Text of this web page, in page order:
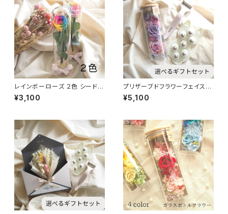
レインボーローズ ２色 シードボ
トル ビビット パステル 可愛い置
物 インテリア雑貨 フラワー雑貨
¥3,100
プリザーブドフラワーフェイスロ
ーラー マッサージローラー ２点
でも３点でも お好きな方でお選
¥5,100